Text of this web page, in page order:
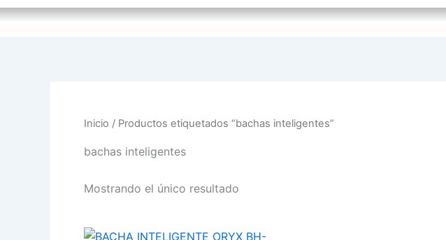
Inicio / Productos etiquetados “bachas inteligentes”
bachas inteligentes
Mostrando el único resultado
BACHA